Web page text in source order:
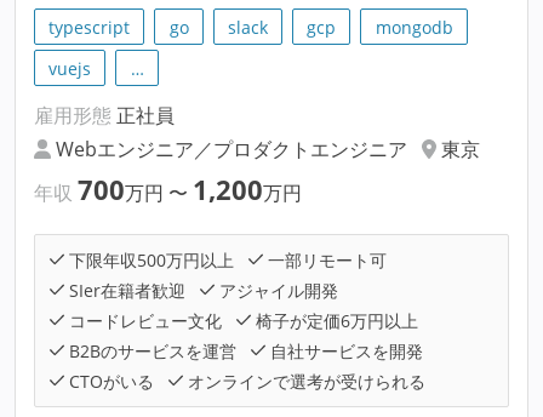
typescript go slack gcp
mongodb
vuejs
…
雇用形態 正社員
Webエンジニア／プロダクトエンジニア
東京
年収 700万円 〜 1,200万円
下限年収500万円以上
一部リモート可
SIer在籍者歓迎
アジャイル開発
コードレビュー文化
椅子が定価6万円以上
B2Bのサービスを運営
自社サービスを開発
CTOがいる
オンラインで選考が受けられる